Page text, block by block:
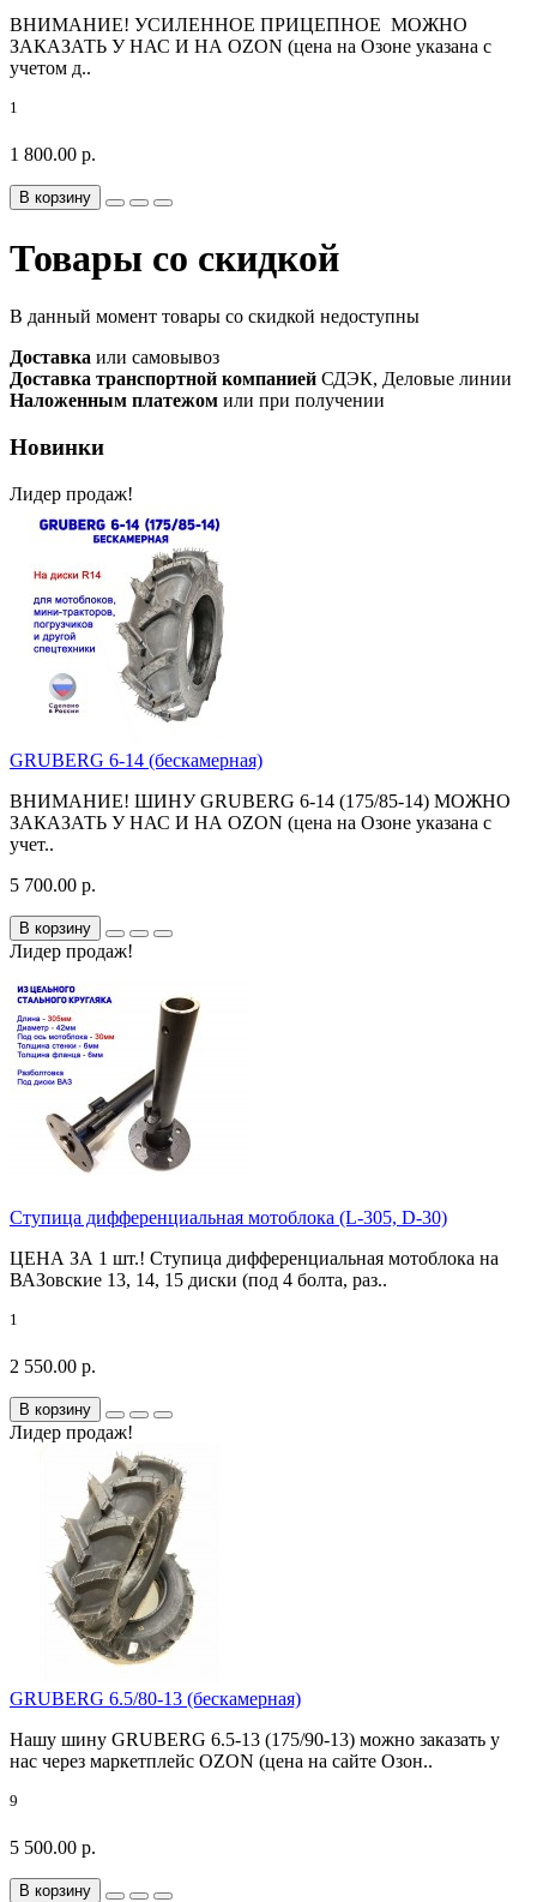
ВНИМАНИЕ! УСИЛЕННОЕ ПРИЦЕПНОЕ МОЖНО
ЗАКАЗАТЬ У НАС И НА OZON (цена на Озоне указана с
учетом д..
1
1 800.00 р.
В корзину
Товары со скидкой
В данный момент товары со скидкой недоступны
Доставка или самовывоз
Доставка транспортной компанией СДЭК, Деловые линии
Наложенным платежом или при получении
Новинки
Лидер продаж!
GRUBERG 6-14 (бескамерная)
ВНИМАНИЕ! ШИНУ GRUBERG 6-14 (175/85-14) МОЖНО
ЗАКАЗАТЬ У НАС И НА OZON (цена на Озоне указана с
учет..
5 700.00 р.
В корзину
Лидер продаж!
Ступица дифференциальная мотоблока (L-305, D-30)
ЦЕНА ЗА 1 шт.! Ступица дифференциальная мотоблока на
ВАЗовские 13, 14, 15 диски (под 4 болта, раз..
1
2 550.00 р.
В корзину
Лидер продаж!
GRUBERG 6.5/80-13 (бескамерная)
Нашу шину GRUBERG 6.5-13 (175/90-13) можно заказать у
нас через маркетплейс OZON (цена на сайте Озон..
9
5 500.00 р.
В корзину